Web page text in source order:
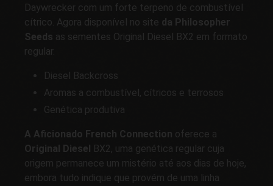
Daywrecker com um forte terpeno de combustível
cítrico. Agora disponível no site da Philosopher
Seeds as sementes Original Diesel BX2 em formato
regular.
Diesel Backcross
Aromas a combustível, cítricos e terrosos
Genética produtiva
A Aficionado French Connection oferece a
Original Diesel
BX2, uma genética regular cuja
origem permanece um mistério até aos dias de hoje,
embora tudo indique que provém de uma linha